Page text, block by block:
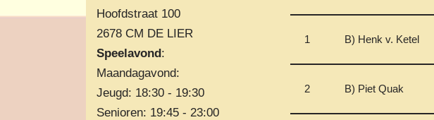
Hoofdstraat 100
2678 CM DE LIER
Speelavond:
Maandagavond:
Jeugd: 18:30 - 19:30
Senioren: 19:45 - 23:00
1 B) Henk v. Ketel
2 B) Piet Quak